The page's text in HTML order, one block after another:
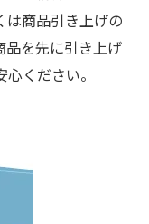
は商品引き上げの
品を先に引き上げ
ください。